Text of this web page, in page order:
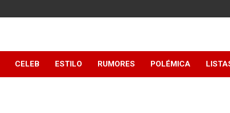
CELEB ESTILO RUMORES POLÉMICA